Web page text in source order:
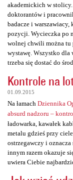
akademickich w
doktorantów i
badacze i
pozycji. Wycieczka po
wolnej chwili można tu
wystawę. Wszystko
trzeba się dostać do
Kontrole na
01.09.2015
Na łamach Dziennika
absurd nadzoru –
ładowarka, kawałek
metalu gdzieś przy
ostrzegawczy i
innym razem okazuje
uwiera Ciebie